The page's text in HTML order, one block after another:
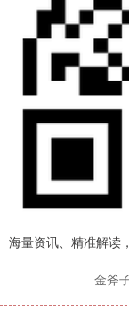
海量资讯、精准解读
金斧